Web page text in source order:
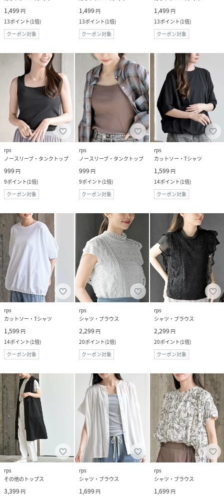
1,499 円
13ポイント(1倍)
クーポン対象
1,499 円
13ポイント(1倍)
クーポン対象
1,499 円
13ポイント(1倍)
クーポン対象
rps
ノースリーブ・タンクトップ
999 円
9ポイント(1倍)
クーポン対象
rps
ノースリーブ・タンクトップ
999 円
9ポイント(1倍)
クーポン対象
rps
カットソー・Tシャツ
1,599 円
14ポイント(1倍)
クーポン対象
rps
カットソー・Tシャツ
1,599 円
14ポイント(1倍)
クーポン対象
rps
シャツ・ブラウス
2,299 円
20ポイント(1倍)
クーポン対象
rps
シャツ・ブラウス
2,299 円
20ポイント(1倍)
クーポン対象
rps
その他のトップス
3,399 円
rps
シャツ・ブラウス
1,699 円
rps
シャツ・ブラウス
1,699 円